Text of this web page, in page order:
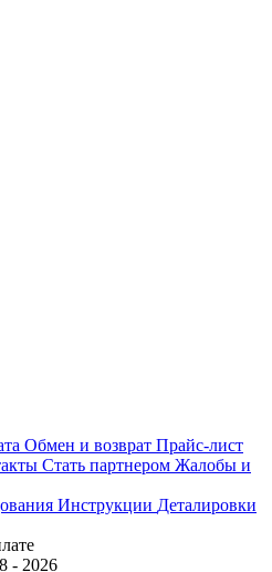
Обмен и возврат Прайс-лист
Стать партнером Жалобы и
Инструкции Деталировки
- 2026